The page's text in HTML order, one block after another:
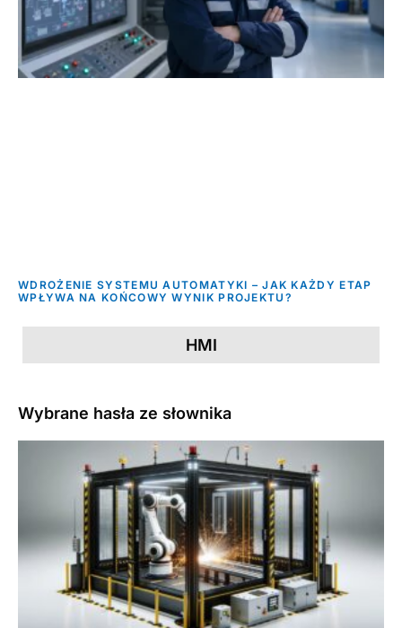
WDROŻENIE SYSTEMU AUTOMATYKI – JAK KAŻDY ETAP
WPŁYWA NA KOŃCOWY WYNIK PROJEKTU?
HMI
Wybrane hasła ze słownika